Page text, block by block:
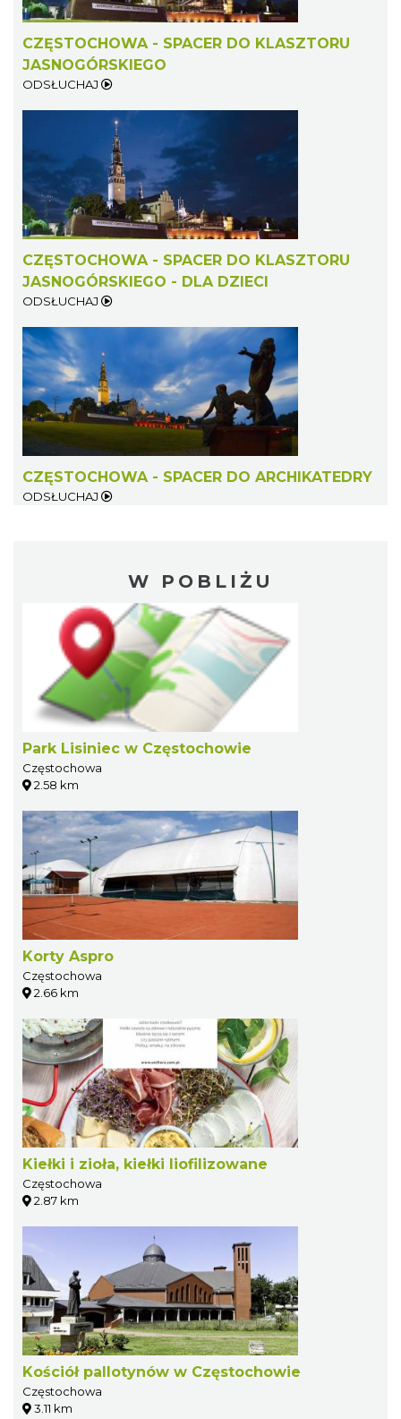
CZĘSTOCHOWA - SPACER DO KLASZTORU
JASNOGÓRSKIEGO
ODSŁUCHAJ
CZĘSTOCHOWA - SPACER DO KLASZTORU
JASNOGÓRSKIEGO - DLA DZIECI
ODSŁUCHAJ
CZĘSTOCHOWA - SPACER DO ARCHIKATEDRY
ODSŁUCHAJ
W POBLIŻU
Park Lisiniec w Częstochowie
Częstochowa
2.58 km
Korty Aspro
Częstochowa
2.66 km
Kiełki i zioła, kiełki liofilizowane
Częstochowa
2.87 km
Kościół pallotynów w Częstochowie
Częstochowa
3.11 km